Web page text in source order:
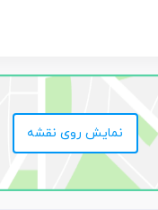
نمایش روی نقشه